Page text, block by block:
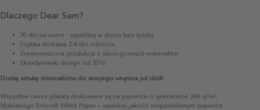
Dlaczego Dear Sam?
30 dni na zwrot - wypróbuj w domu bez ryzyka
Szybka dostawa 2-4 dni robocze
Zrównoważona produkcja z ekologicznych materiałów
Skandynawski design od 2016
Dodaj sztukę minimalizmu do swojego wnętrza już dziś!
Wszystkie nasze plakaty drukowane są na papierze o gramaturze 240 g/m²,
Multidesign Smooth White Paper – wysokiej jakości niepowlekanym papierze